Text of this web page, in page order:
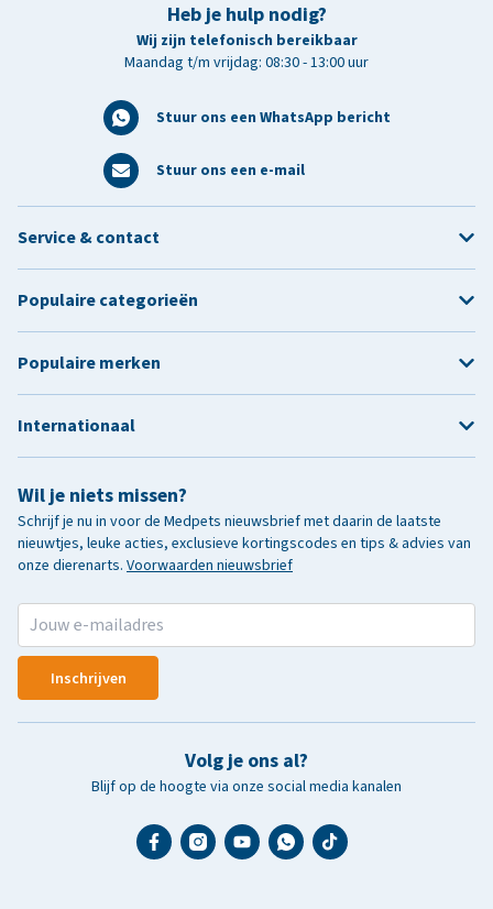
Heb je hulp nodig?
Wij zijn telefonisch bereikbaar
Maandag t/m vrijdag: 08:30 - 13:00 uur
Stuur ons een WhatsApp bericht
Stuur ons een e-mail
Wil je niets missen?
Schrijf je nu in voor de Medpets nieuwsbrief met daarin de laatste
nieuwtjes, leuke acties, exclusieve kortingscodes en tips & advies van
onze dierenarts. Voorwaarden nieuwsbrief
Inschrijven
Volg je ons al?
Blijf op de hoogte via onze social media kanalen
Service & contact
Populaire categorieën
Populaire merken
Internationaal